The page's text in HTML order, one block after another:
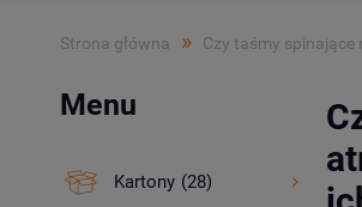
Strona główna » Czy taśmy
Menu
Kartony (28)